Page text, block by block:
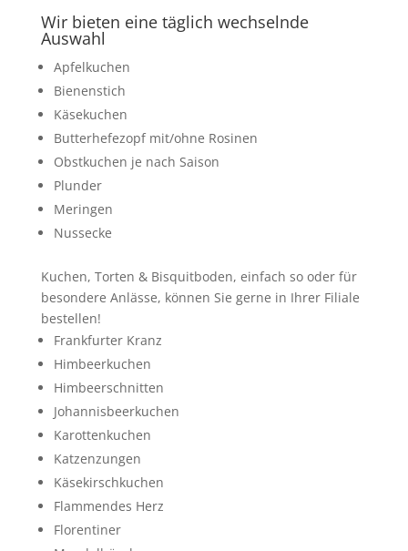
Wir bieten eine täglich wechselnde
Auswahl
Apfelkuchen
Bienenstich
Käsekuchen
Butterhefezopf mit/ohne Rosinen
Obstkuchen je nach Saison
Plunder
Meringen
Nussecke
Kuchen, Torten & Bisquitboden, einfach so oder für
besondere Anlässe, können Sie gerne in Ihrer Filiale
bestellen!
Frankfurter Kranz
Himbeerkuchen
Himbeerschnitten
Johannisbeerkuchen
Karottenkuchen
Katzenzungen
Käsekirschkuchen
Flammendes Herz
Florentiner